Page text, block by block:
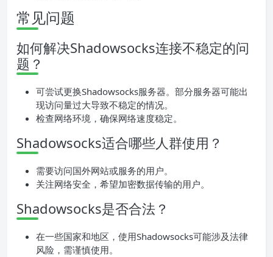
常见问题
如何解决Shadowsocks连接不稳定的问
题？
可尝试更换Shadowsocks服务器。部分服务器可能出
现访问量过大导致不稳定的情况。
检查网络环境，确保网络速度稳定。
Shadowsocks适合哪些人群使用？
需要访问国外网站或服务的用户。
关注网络安全，希望加密数据传输的用户。
Shadowsocks是否合法？
在一些国家和地区，使用Shadowsocks可能涉及法律
风险，需谨慎使用。